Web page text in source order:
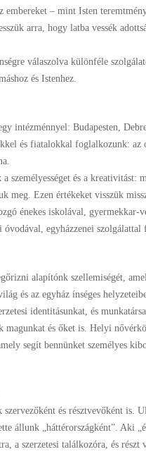
embereket – mint Isten
arra, hogy latba vessék
válaszolva különféle
és Istenhez.
intézménnyel: Budapesten,
és fiatalokkal foglalkozunk: az
személyességet és a kreativitást:
meg. Ezen értékeket visszük
énekes iskolával, gyermekkar-
egyházzenei szolgálattal
alapítónk szellemiségét,
és az egyház ínséges
identitásunkat, és
magunkat és őket is. Helyi
segít bennünket személyes
szervezőként és résztvevőként
állunk „háttérországként”. Aki
a szerzetesi találkozóra, és részt